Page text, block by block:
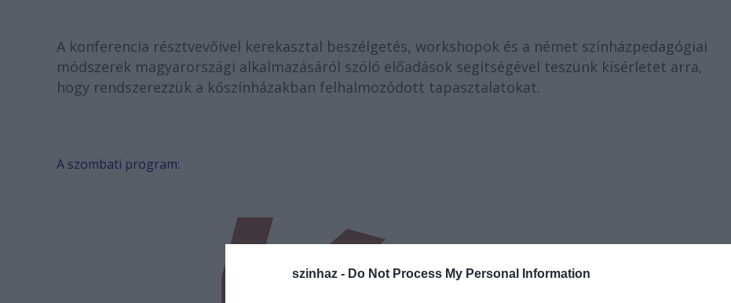
szinhaz - Do Not Process My Personal Information
A konferencia résztvevőivel kerekasztal beszélgetés, workshopok és a német színházpedagógiai
módszerek magyarországi alkalmazásáról szóló előadások segítségével teszünk kísérletet arra,
hogy rendszerezzük a kőszínházakban felhalmozódott tapasztalatokat.
A szombati program: